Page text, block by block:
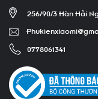
256/90/3 Hàn Hải
0778061341